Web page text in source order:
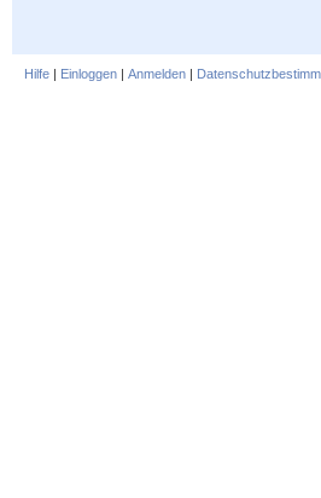
Hilfe | Einloggen | Anmelden |